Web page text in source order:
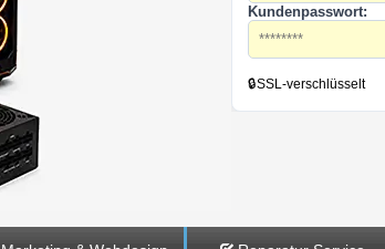
Kundenpasswort:
🔒SSL-verschlüsselt